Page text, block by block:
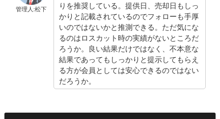
管理人:松下
りを推奨している。提供日、売却日もしっ
かりと記載されているのでフォローも手厚
いのではないかと推測できる。ただ気にな
るのはロスカット時の実績がないところだ
ろうか。良い結果だけではなく、不本意な
結果であってもしっかりと提示してもらえ
る方が会員としては安心できるのではない
だろうか。